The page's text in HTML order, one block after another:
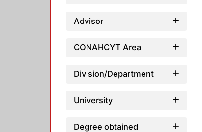
Advisor
CONAHCYT Area
Division/Department
University
Degree obtained